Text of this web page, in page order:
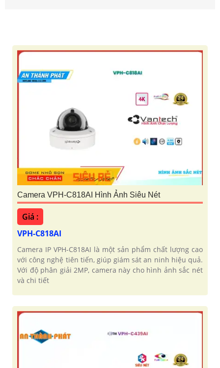
Camera VPH-C818AI Hình Ảnh Siêu Nét
Giá :
VPH-C818AI
Camera IP VPH-C818AI là một sản phẩm chất lượng cao
với công nghệ tiên tiến, giúp giám sát an ninh hiệu quả.
Với độ phân giải 2MP, camera này cho hình ảnh sắc nét
và chi tiết